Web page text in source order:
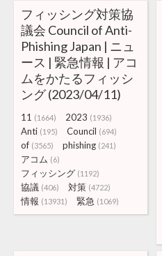
フィッシング対策協
議会 Council of Anti-
Phishing Japan | ニュ
ース | 緊急情報 | アコ
ムをかたるフィッシ
ング (2023/04/11)
11 (1664) 2023 (1936)
Anti (195) Council (694)
of (3565) phishing (241)
アコム (6)
フィッシング (1192)
協議 (406) 対策 (4722)
情報 (13931) 緊急 (1069)